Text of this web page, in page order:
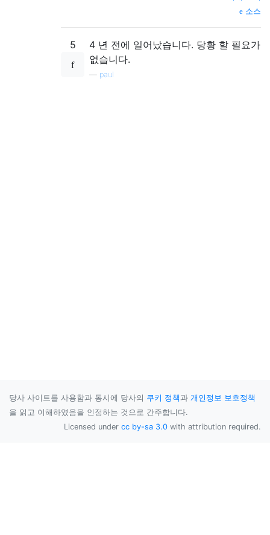
소스
5
4 년 전에 일어났습니다. 당황 할 필요가
없습니다.
paul
당사 사이트를 사용함과 동시에 당사의 쿠키 정책과 개인정보 보호정책
을 읽고 이해하였음을 인정하는 것으로 간주합니다.
Licensed under cc by-sa 3.0 with attribution required.